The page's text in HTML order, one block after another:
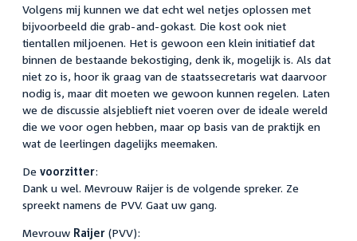
Volgens mij kunnen we dat echt wel netjes oplossen met
bijvoorbeeld die grab-and-gokast. Die kost ook niet
tientallen miljoenen. Het is gewoon een klein initiatief dat
binnen de bestaande bekostiging, denk ik, mogelijk is. Als dat
niet zo is, hoor ik graag van de staatssecretaris wat daarvoor
nodig is, maar dit moeten we gewoon kunnen regelen. Laten
we de discussie alsjeblieft niet voeren over de ideale wereld
die we voor ogen hebben, maar op basis van de praktijk en
wat de leerlingen dagelijks meemaken.
De voorzitter:
Dank u wel. Mevrouw Raijer is de volgende spreker. Ze
spreekt namens de PVV. Gaat uw gang.
Mevrouw Raijer (PVV):